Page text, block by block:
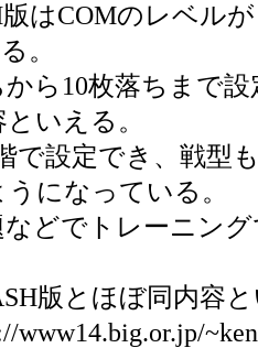
版はCOMのレベル
。
ら10枚落ちまで
いえる­。
で設定でき、戦型
になって­いる。
などでトレーニン
版とほぼ同内容
www14.big.or.jp/